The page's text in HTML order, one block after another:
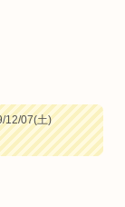
12/07(土)